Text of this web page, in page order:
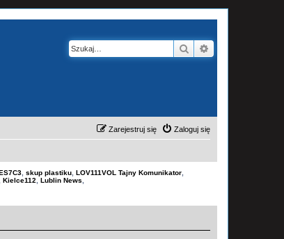
Szukaj
Zaloguj się
Zarejestruj się
skup plastiku LOV111VOL Tajny Komunikator
Kielce112 Lublin News